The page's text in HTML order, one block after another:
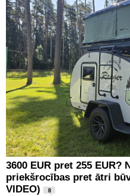
3600 EUR pret 255
priekšrocības pret ātri
VIDEO)
8